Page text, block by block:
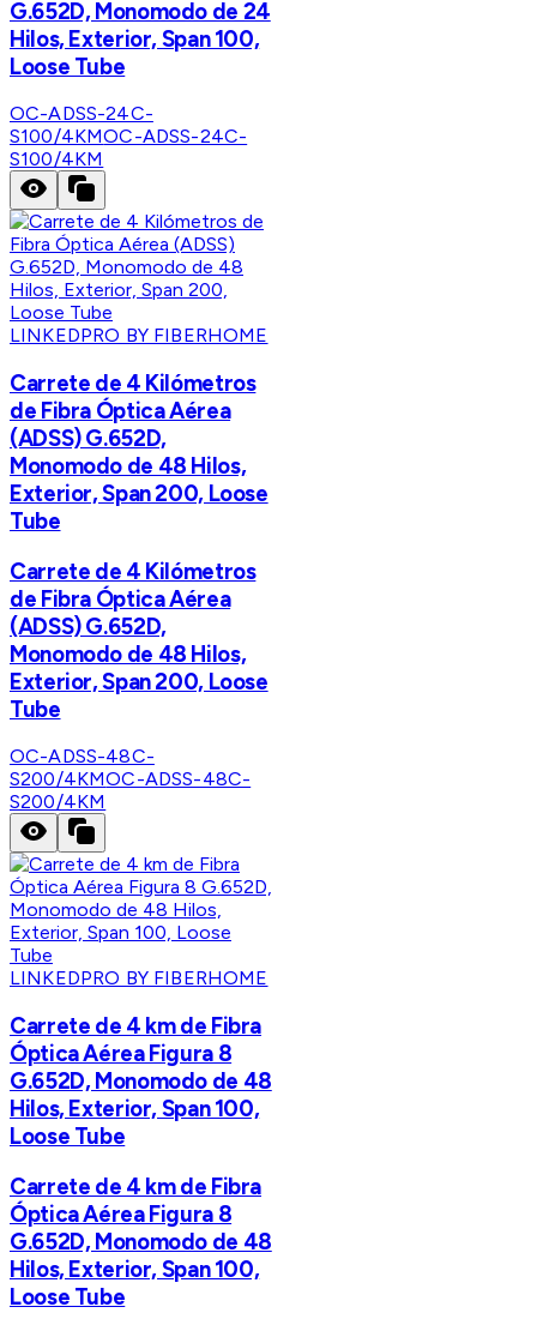
G.652D, Monomodo de 24
Hilos, Exterior, Span 100,
Loose Tube
OC-ADSS-24C-
S100/4KMOC-ADSS-24C-
S100/4KM
LINKEDPRO BY FIBERHOME
Carrete de 4 Kilómetros
de Fibra Óptica Aérea
(ADSS) G.652D,
Monomodo de 48 Hilos,
Exterior, Span 200, Loose
Tube
Carrete de 4 Kilómetros
de Fibra Óptica Aérea
(ADSS) G.652D,
Monomodo de 48 Hilos,
Exterior, Span 200, Loose
Tube
OC-ADSS-48C-
S200/4KMOC-ADSS-48C-
S200/4KM
LINKEDPRO BY FIBERHOME
Carrete de 4 km de Fibra
Óptica Aérea Figura 8
G.652D, Monomodo de 48
Hilos, Exterior, Span 100,
Loose Tube
Carrete de 4 km de Fibra
Óptica Aérea Figura 8
G.652D, Monomodo de 48
Hilos, Exterior, Span 100,
Loose Tube